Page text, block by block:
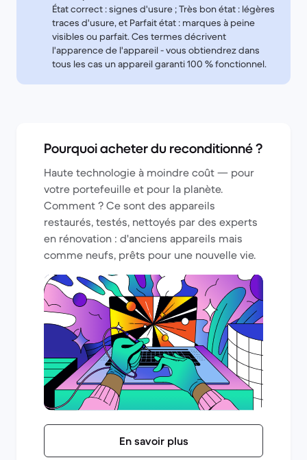
État correct : signes d'usure ; Très bon état : légères
traces d'usure, et Parfait état : marques à peine
visibles ou parfait. Ces termes décrivent
l'apparence de l'appareil - vous obtiendrez dans
tous les cas un appareil garanti 100 % fonctionnel.
Pourquoi acheter du reconditionné ?
Haute technologie à moindre coût — pour
votre portefeuille et pour la planète.
Comment ? Ce sont des appareils
restaurés, testés, nettoyés par des experts
en rénovation : d'anciens appareils mais
comme neufs, prêts pour une nouvelle vie.
En savoir plus